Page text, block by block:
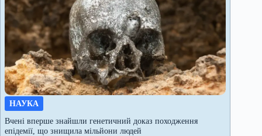
НАУКА
Вчені вперше знайшли генетичний доказ походження
епідемії, що знищила мільйони людей